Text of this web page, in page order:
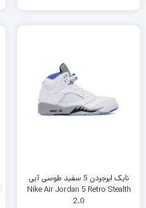
نایک ایرجردن 5 سفید طوسی آبی
Nike Air Jordan 5 Retro Stealth
2.0